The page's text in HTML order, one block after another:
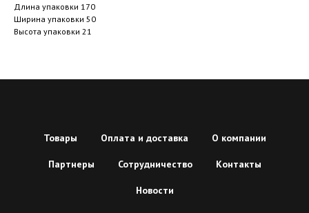
Длина упаковки 170
Ширина упаковки 50
Высота упаковки 21
Товары Оплата и доставка О компании
Партнеры Сотрудничество Контакты
Новости